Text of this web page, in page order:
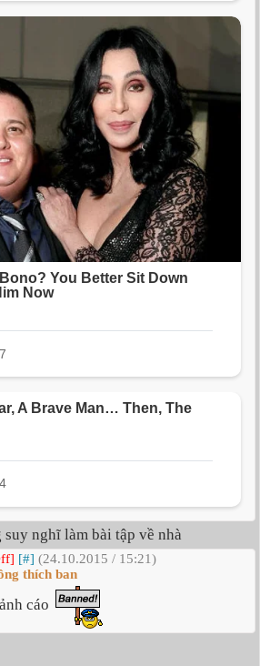
suy nghĩ làm bài tập về nhà
[#] (24.10.2015 / 15:21)
thích ban
cáo